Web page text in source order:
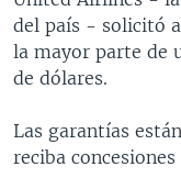
VENEZUELA
BRASIL
NICARAGUA
ECONOMÍA
DEPORTES
MULTIMEDIA
VIDEOS
AUDIOS
PROGRAMAS TV
FORO
AVANCE
DIRECT
del país - solicitó
la mayor parte de
de dólares.
Las garantías
reciba